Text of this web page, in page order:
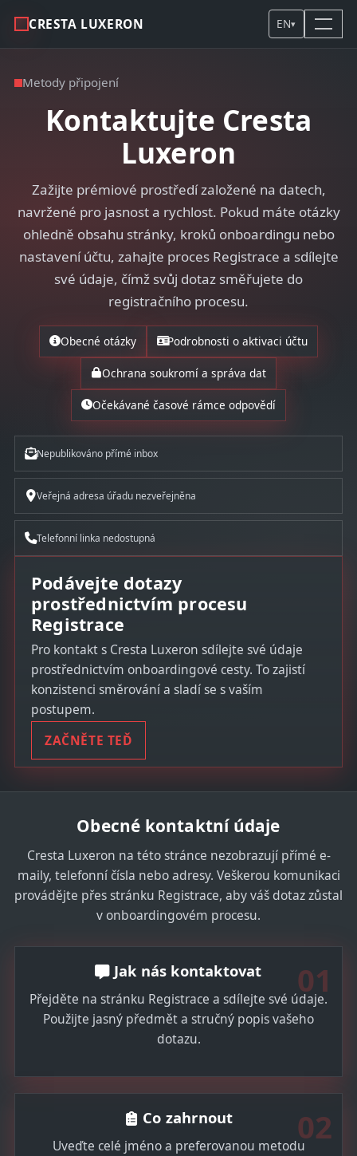
CRESTA LUXERON EN▾
Metody připojení
Kontaktujte Cresta
Luxeron
Zažijte prémiové prostředí založené na datech,
navržené pro jasnost a rychlost. Pokud máte otázky
ohledně obsahu stránky, kroků onboardingu nebo
nastavení účtu, zahajte proces Registrace a sdílejte
své údaje, čímž svůj dotaz směřujete do
registračního procesu.
Obecné otázky Podrobnosti o aktivaci účtu
Ochrana soukromí a správa dat
Očekávané časové rámce odpovědí
Nepublikováno přímé inbox
Veřejná adresa úřadu nezveřejněna
Telefonní linka nedostupná
Podávejte dotazy
prostřednictvím procesu
Registrace
Pro kontakt s Cresta Luxeron sdílejte své údaje
prostřednictvím onboardingové cesty. To zajistí
konzistenci směrování a sladí se s vaším
postupem.
ZAČNĚTE TEĎ
Obecné kontaktní údaje
Cresta Luxeron na této stránce nezobrazují přímé e-
maily, telefonní čísla nebo adresy. Veškerou komunikaci
provádějte přes stránku Registrace, aby váš dotaz zůstal
v onboardingovém procesu.
01
Jak nás kontaktovat
Přejděte na stránku Registrace a sdílejte své údaje.
Použijte jasný předmět a stručný popis vašeho
dotazu.
02
Co zahrnout
Uveďte celé jméno a preferovanou metodu